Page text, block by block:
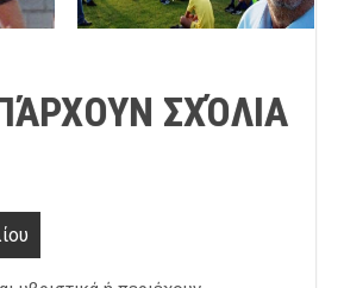
ΣΧΌΛΙΑ